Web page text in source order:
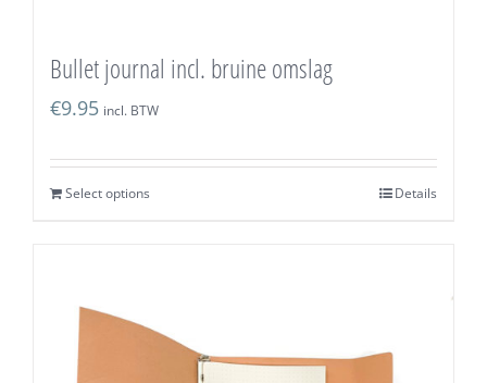
Bullet journal incl. bruine omslag
€9.95 incl. BTW
Select options Details